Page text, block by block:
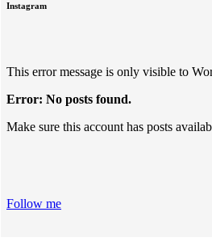
Instagram
This error message is only visible to
Error: No posts found.
Make sure this account has posts
Follow me